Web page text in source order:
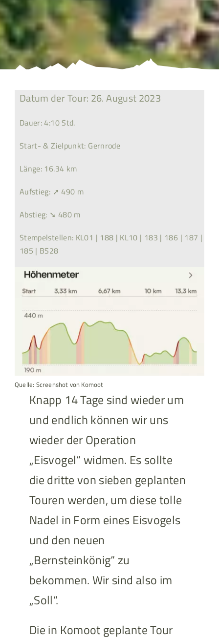
Datum der Tour: 26. August 2023
Dauer: 4:10 Std.
Start- & Zielpunkt: Gernrode
Länge: 16.34 km
Aufstieg: ➚ 490 m
Abstieg: ➘ 480 m
Stempelstellen: KL01 | 188 | KL10 | 183 | 186 | 187 |
185 | BS28
Quelle: Screenshot von Komoot
Knapp 14 Tage sind wieder um
und endlich können wir uns
wieder der Operation
„Eisvogel“ widmen. Es sollte
die dritte von sieben geplanten
Touren werden, um diese tolle
Nadel in Form eines Eisvogels
und den neuen
„Bernsteinkönig“ zu
bekommen. Wir sind also im
„Soll“.
Die in Komoot geplante Tour